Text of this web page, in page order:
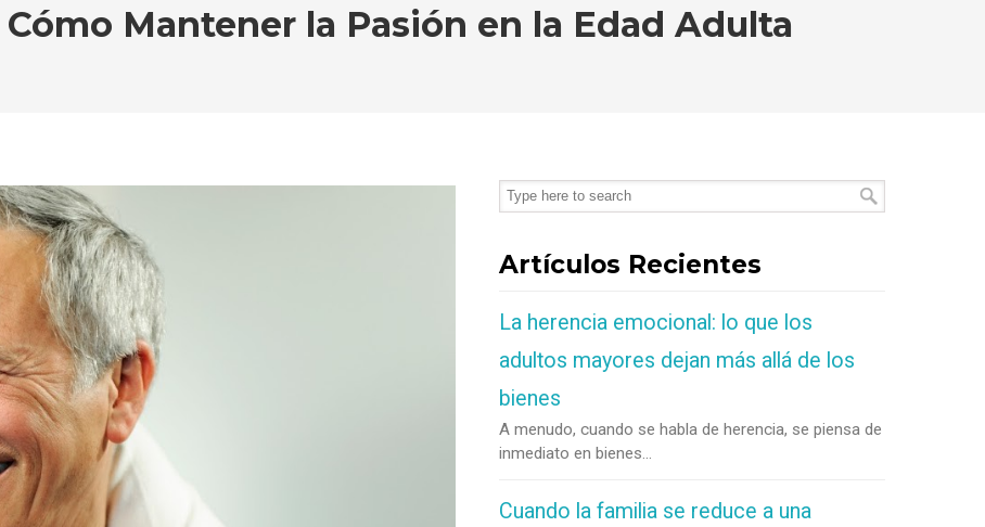
Mantener la Pasión en la Edad Adulta
Artículos Recientes
La herencia emocional: lo que los
adultos mayores dejan más allá de los
bienes
A menudo, cuando se habla de herencia, se piensa de
inmediato en bienes...
Cuando la familia se reduce a una